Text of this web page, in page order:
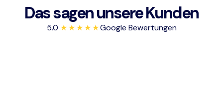
Das sagen unsere Kunden
5.0 ★★★★★Google Bewertungen